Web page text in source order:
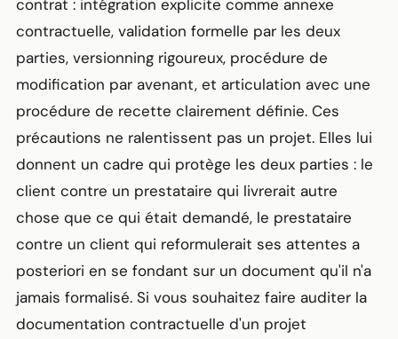
contrat : intégration explicite comme annexe
contractuelle, validation formelle par les deux
parties, versionning rigoureux, procédure de
modification par avenant, et articulation avec une
procédure de recette clairement définie. Ces
précautions ne ralentissent pas un projet. Elles lui
donnent un cadre qui protège les deux parties : le
client contre un prestataire qui livrerait autre
chose que ce qui était demandé, le prestataire
contre un client qui reformulerait ses attentes a
posteriori en se fondant sur un document qu'il n'a
jamais formalisé. Si vous souhaitez faire auditer la
documentation contractuelle d'un projet